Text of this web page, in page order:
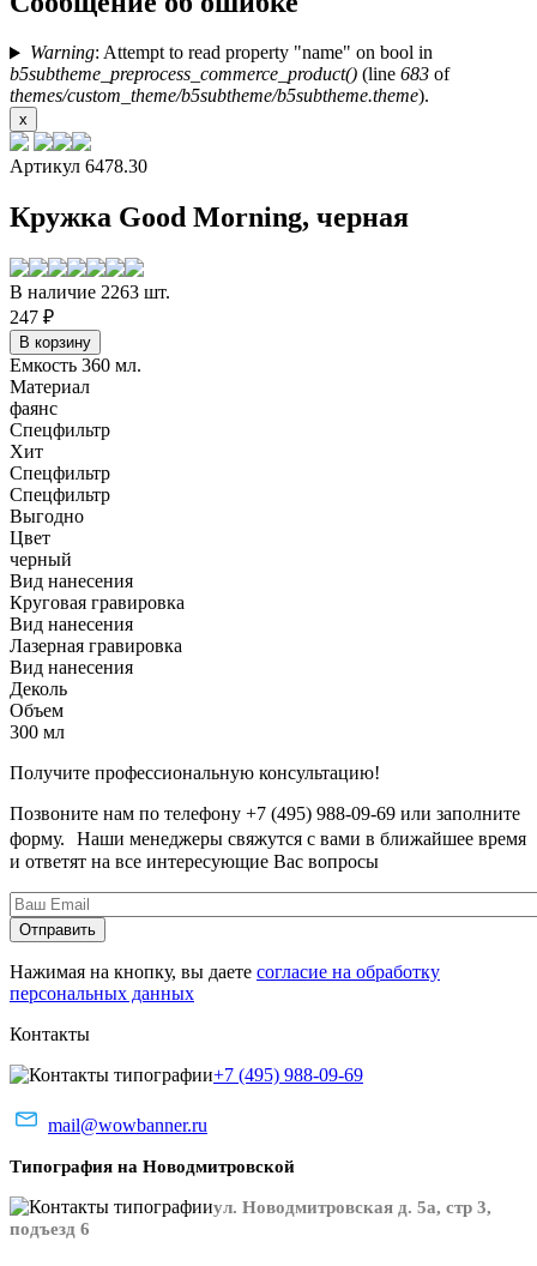
Warning: Attempt to read property "name" on bool in
b5subtheme_preprocess_commerce_product() (line 683 of
themes/custom_theme/b5subtheme/b5subtheme.theme).
x
Артикул 6478.30
Кружка Good Morning, черная
В наличие 2263 шт.
247 ₽
Емкость 360 мл.
Материал
фаянс
Спецфильтр
Хит
Спецфильтр
Спецфильтр
Выгодно
Цвет
черный
Вид нанесения
Круговая гравировка
Вид нанесения
Лазерная гравировка
Вид нанесения
Деколь
Объем
300 мл
Получите профессиональную консультацию!
Позвоните нам по телефону +7 (495) 988-09-69 или заполните
форму. Наши менеджеры свяжутся с вами в ближайшее время
и ответят на все интересующие Вас вопросы
Нажимая на кнопку, вы даете согласие на обработку
персональных данных
Контакты
+7 (495) 988-09-69
mail@wowbanner.ru
Типография на Новодмитровской
ул. Новодмитровская д. 5а, стр 3,
подъезд 6